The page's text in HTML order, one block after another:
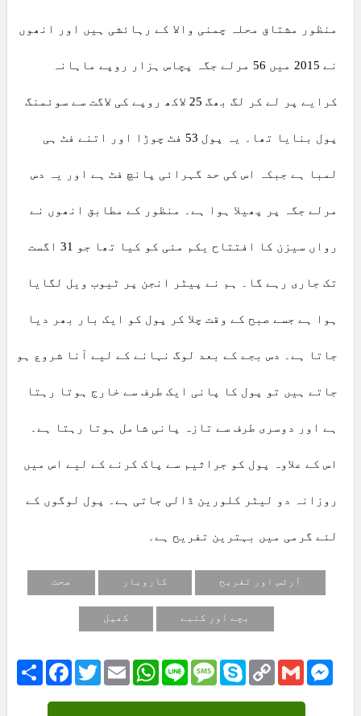
منظور مشتاق محلہ چمنی والا کے رہائشی ہیں اور انھوں
نے 2015 میں 56 مرلے جگہ پچاس ہزار روپے ماہانہ
کرایے پر لے کر لگ بھگ 25 لاکھ روپے کی لاگت سے سوئمنگ
پول بنایا تھا۔ یہ پول 53 فٹ چوڑا اور اتنے فٹ ہی
لمبا ہے جبکہ اس کی حد گہرائی پانچ فٹ ہے اور یہ دس
مرلے جگہ پر پھیلا ہوا ہے۔ منظور کے مطابق انھوں نے
رواں سیزن کا افتتاح یکم مئی کو کیا تھا جو 31 اگست
تک جاری رہے گا۔ ہم نے پیٹر انجن پر ٹیوب ویل لگایا
ہوا ہے جسے صبح کے وقت چلا کر پول کو ایک بار بھر دیا
جاتا ہے۔ دس بجے کے بعد لوگ نہانے کے لیے آنا شروع ہو
جاتے ہیں تو پول کا پانی ایک طرف سے خارج ہوتا رہتا
ہے اور دوسری طرف سے تازہ پانی شامل ہوتا رہتا ہے۔
اس کے علاوہ پول کو جراثیم سے پاک کرنے کے لیے اس میں
روزانہ دو لیٹر کلورین ڈالی جاتی ہے۔ پول لوگوں کے
لئے گرمی میں بہترین تفریح ہے۔
آرٹس اور تفریح کاروبار صحت
بچے اور کنبے کھیل
ShareFacebook
TwitterEmailWhatsApp
Line Message
SkypeCopy
Link
Gmail